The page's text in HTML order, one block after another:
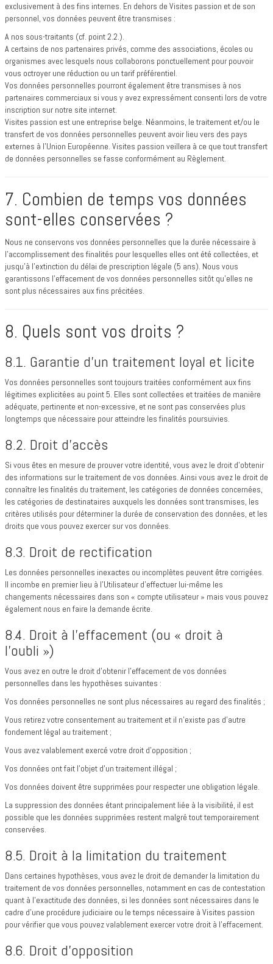
exclusivement à des fins internes. En dehors de Visites passion et de son
personnel, vos données peuvent être transmises :
A nos sous-traitants (cf. point 2.2.).
A certains de nos partenaires privés, comme des associations, écoles ou
organismes avec lesquels nous collaborons ponctuellement pour pouvoir
vous octroyer une réduction ou un tarif préférentiel.
Vos données personnelles pourront également être transmises à nos
partenaires commerciaux si vous y avez expressément consenti lors de votre
inscription sur notre site internet.
Visites passion est une entreprise belge. Néanmoins, le traitement et/ou le
transfert de vos données personnelles peuvent avoir lieu vers des pays
externes à l'Union Européenne. Visites passion veillera à ce que tout transfert
de données personnelles se fasse conformément au Règlement.
7. Combien de temps vos données
sont-elles conservées ?
Nous ne conservons vos données personnelles que la durée nécessaire à
l’accomplissement des finalités pour lesquelles elles ont été collectées, et
jusqu’à l’extinction du délai de prescription légale (5 ans). Nous vous
garantissons l'effacement de vos données personnelles sitôt qu'elles ne
sont plus nécessaires aux fins précitées.
8. Quels sont vos droits ?
8.1. Garantie d’un traitement loyal et licite
Vos données personnelles sont toujours traitées conformément aux fins
légitimes explicitées au point 5. Elles sont collectées et traitées de manière
adéquate, pertinente et non-excessive, et ne sont pas conservées plus
longtemps que nécessaire pour atteindre les finalités poursuivies.
8.2. Droit d’accès
Si vous êtes en mesure de prouver votre identité, vous avez le droit d’obtenir
des informations sur le traitement de vos données. Ainsi vous avez le droit de
connaître les finalités du traitement, les catégories de données concernées,
les catégories de destinataires auxquels les données sont transmises, les
critères utilisés pour déterminer la durée de conservation des données, et les
droits que vous pouvez exercer sur vos données.
8.3. Droit de rectification
Les données personnelles inexactes ou incomplètes peuvent être corrigées.
Il incombe en premier lieu à l’Utilisateur d’effectuer lui-même les
changements nécessaires dans son « compte utilisateur » mais vous pouvez
également nous en faire la demande écrite.
8.4. Droit à l’effacement (ou « droit à
l’oubli »)
Vous avez en outre le droit d’obtenir l’effacement de vos données
personnelles dans les hypothèses suivantes :
Vos données personnelles ne sont plus nécessaires au regard des finalités ;
Vous retirez votre consentement au traitement et il n’existe pas d’autre
fondement légal au traitement ;
Vous avez valablement exercé votre droit d’opposition ;
Vos données ont fait l’objet d’un traitement illégal ;
Vos données doivent être supprimées pour respecter une obligation légale.
La suppression des données étant principalement liée à la visibilité, il est
possible que les données supprimées restent malgré tout temporairement
conservées.
8.5. Droit à la limitation du traitement
Dans certaines hypothèses, vous avez le droit de demander la limitation du
traitement de vos données personnelles, notamment en cas de contestation
quant à l’exactitude des données, si les données sont nécessaires dans le
cadre d’une procédure judiciaire ou le temps nécessaire à Visites passion
pour vérifier que vous pouvez valablement exercer votre droit à l’effacement.
8.6. Droit d’opposition